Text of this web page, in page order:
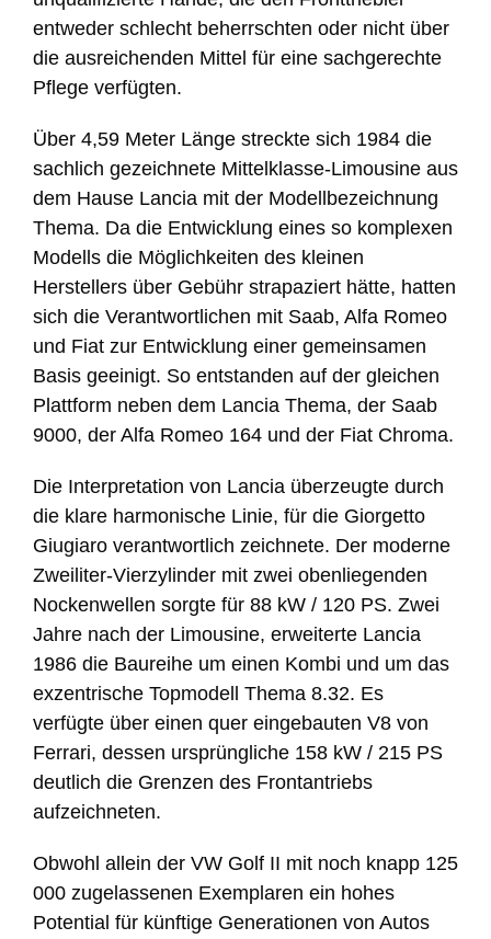
entweder schlecht beherrschten oder nicht über
die ausreichenden Mittel für eine sachgerechte
Pflege verfügten.
Über 4,59 Meter Länge streckte sich 1984 die
sachlich gezeichnete Mittelklasse-Limousine aus
dem Hause Lancia mit der Modellbezeichnung
Thema. Da die Entwicklung eines so komplexen
Modells die Möglichkeiten des kleinen
Herstellers über Gebühr strapaziert hätte, hatten
sich die Verantwortlichen mit Saab, Alfa Romeo
und Fiat zur Entwicklung einer gemeinsamen
Basis geeinigt. So entstanden auf der gleichen
Plattform neben dem Lancia Thema, der Saab
9000, der Alfa Romeo 164 und der Fiat Chroma.
Die Interpretation von Lancia überzeugte durch
die klare harmonische Linie, für die Giorgetto
Giugiaro verantwortlich zeichnete. Der moderne
Zweiliter-Vierzylinder mit zwei obenliegenden
Nockenwellen sorgte für 88 kW / 120 PS. Zwei
Jahre nach der Limousine, erweiterte Lancia
1986 die Baureihe um einen Kombi und um das
exzentrische Topmodell Thema 8.32. Es
verfügte über einen quer eingebauten V8 von
Ferrari, dessen ursprüngliche 158 kW / 215 PS
deutlich die Grenzen des Frontantriebs
aufzeichneten.
Obwohl allein der VW Golf II mit noch knapp 125
000 zugelassenen Exemplaren ein hohes
Potential für künftige Generationen von Autos